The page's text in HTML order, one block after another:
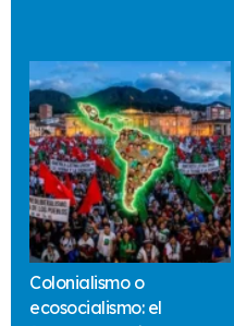
Colonialismo o
ecosocialismo: el